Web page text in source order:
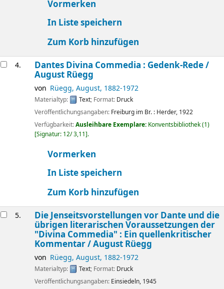
Vormerken
In Liste speichern
Zum Korb hinzufügen
4. Dantes Divina Commedia : Gedenk-Rede /
August Rüegg
von Rüegg, August, 1882-1972
Materialtyp: Text; Format: Druck
Veröffentlichungsangaben: Freiburg im Br. : Herder, 1922
Verfügbarkeit:Ausleihbare Exemplare: Konventsbibliothek(1)
Signatur: 12/ 3,11 .
Vormerken
In Liste speichern
Zum Korb hinzufügen
5. Die Jenseitsvorstellungen vor Dante und die
übrigen literarischen Voraussetzungen der
"Divina Commedia" : Ein quellenkritischer
Kommentar /August Rüegg
von Rüegg, August, 1882-1972
Materialtyp: Text; Format: Druck
Veröffentlichungsangaben: Einsiedeln, 1945